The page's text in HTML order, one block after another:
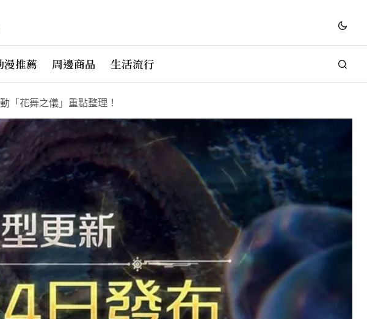
漫推薦 周邊商品 生活流行
「花舞之儀」重點整理！